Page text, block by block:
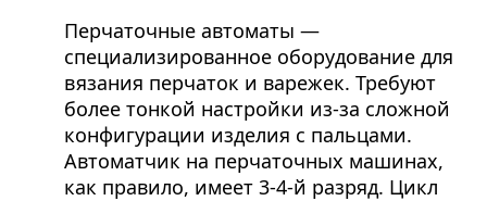
Перчаточные автоматы —
специализированное оборудование для
вязания перчаток и варежек. Требуют
более тонкой настройки из-за сложной
конфигурации изделия с пальцами.
Автоматчик на перчаточных машинах,
как правило, имеет 3-4-й разряд. Цикл